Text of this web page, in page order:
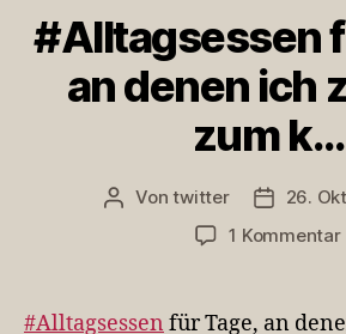
#Alltagsessen
an denen ich
zum k…
Beitragsautor
Vontwitter
26.
1 Kommentar
#Alltagsessen für Tage, an